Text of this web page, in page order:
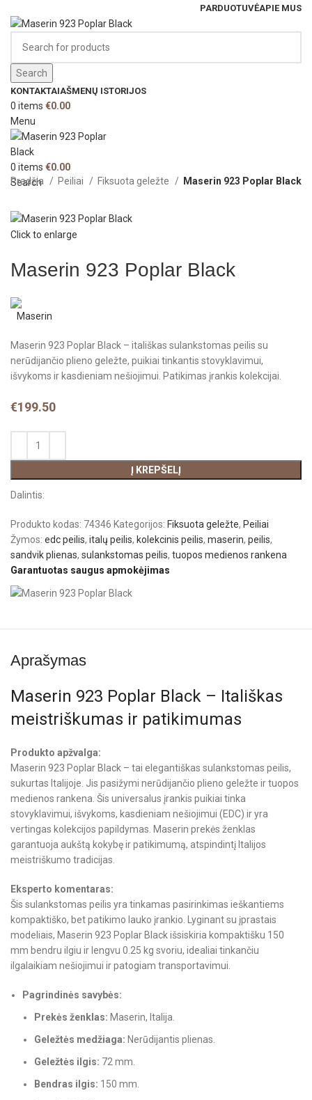
PARDUOTUVĖAPIE MUS
Search
KONTAKTAIAŠMENŲ ISTORIJOS
0 items €0.00
Menu
0 items €0.00
Search
Pradžia Peiliai Fiksuota geležte Maserin 923 Poplar Black
Click to enlarge
Maserin 923 Poplar Black
Maserin 923 Poplar Black – itališkas sulankstomas peilis su
nerūdijančio plieno geležte, puikiai tinkantis stovyklavimui,
išvykoms ir kasdieniam nešiojimui. Patikimas įrankis kolekcijai.
€199.50
Į KREPŠELĮ
Dalintis:
Produkto kodas: 74346 Kategorijos: Fiksuota geležte, Peiliai
Žymos: edc peilis, italų peilis, kolekcinis peilis, maserin, peilis,
sandvik plienas, sulankstomas peilis, tuopos medienos rankena
Garantuotas saugus apmokėjimas
Aprašymas
Maserin 923 Poplar Black – Itališkas
meistriškumas ir patikimumas
Produkto apžvalga:
Maserin 923 Poplar Black – tai elegantiškas sulankstomas peilis,
sukurtas Italijoje. Jis pasižymi nerūdijančio plieno geležte ir tuopos
medienos rankena. Šis universalus įrankis puikiai tinka
stovyklavimui, išvykoms, kasdieniam nešiojimui (EDC) ir yra
vertingas kolekcijos papildymas. Maserin prekės ženklas
garantuoja aukštą kokybę ir patikimumą, atspindintį Italijos
meistriškumo tradicijas.
Eksperto komentaras:
Šis sulankstomas peilis yra tinkamas pasirinkimas ieškantiems
kompaktiško, bet patikimo lauko įrankio. Lyginant su įprastais
modeliais, Maserin 923 Poplar Black išsiskiria kompaktišku 150
mm bendru ilgiu ir lengvu 0.25 kg svoriu, idealiai tinkančiu
ilgalaikiam nešiojimui ir patogiam transportavimui.
Pagrindinės savybės:
Prekės ženklas: Maserin, Italija.
Geležtės medžiaga: Nerūdijantis plienas.
Geležtės ilgis: 72 mm.
Bendras ilgis: 150 mm.